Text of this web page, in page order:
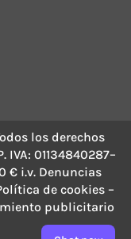
los derechos
IVA: 01134840287–
€ i.v. Denuncias
de cookies –
publicitario